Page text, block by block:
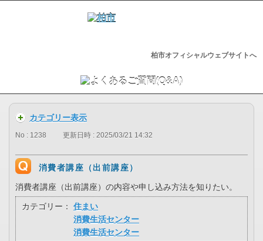
柏市オフィシャルウェブサイトへ
カテゴリー表示
No : 1238 更新日時 : 2025/03/21 14:32
消費者講座（出前講座）
消費者講座（出前講座）の内容や申し込み方法を知りたい。
カテゴリー：
住まい
消費生活センター
消費生活センター